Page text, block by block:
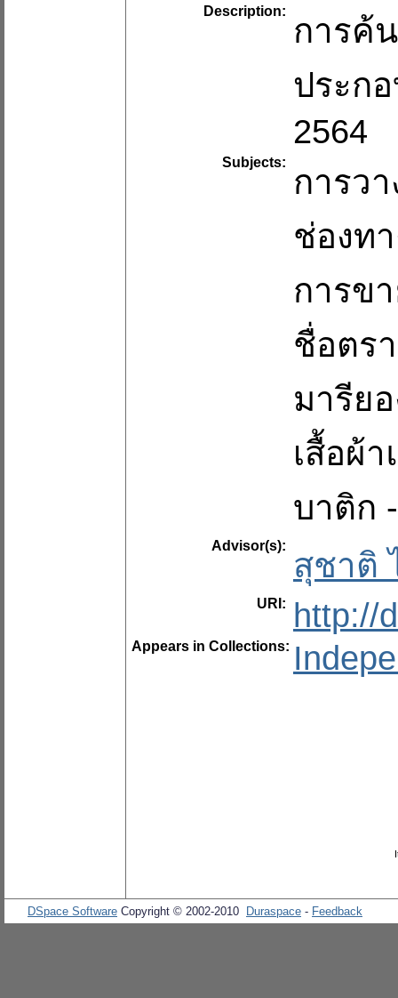
Description:
การค้
ประก
2564
Subjects:
การว
ช่องท
การข
ชื่อตร
มารีย
เสื้อผ้
บาติก
Advisor(s):
สุชาติ
URI: http://
Appears in Collections:
DSpace Software Copyright © 2002-2010 Duraspace - Feedback